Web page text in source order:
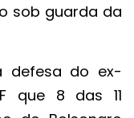
sob guarda da
defesa do ex-
que 8 das 11